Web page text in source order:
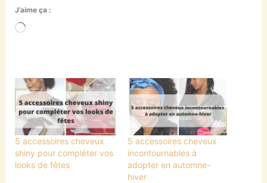
J’aime ça :
Chargement…
5 accessoires cheveux
shiny pour compléter vos
looks de fêtes
5 accessoires cheveux
incontournables à
adopter en automne-
hiver